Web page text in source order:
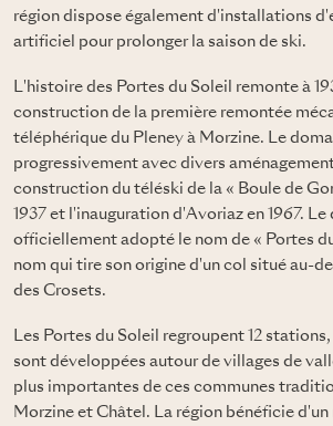
région dispose également d'installations
artificiel pour prolonger la saison de ski.
L'histoire des Portes du Soleil remonte à
construction de la première remontée
téléphérique du Pleney à Morzine. Le
progressivement avec divers
construction du téléski de la « Boule de
1937 et l'inauguration d'Avoriaz en 1967.
officiellement adopté le nom de « Portes
nom qui tire son origine d'un col situé au-
des Crosets.
Les Portes du Soleil regroupent 12
sont développées autour de villages de
plus importantes de ces communes
Morzine et Châtel. La région bénéficie